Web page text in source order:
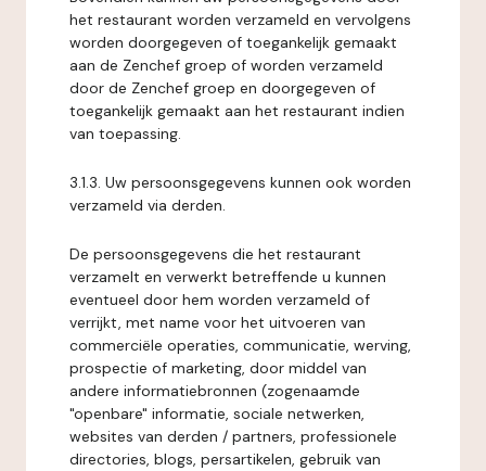
het restaurant worden verzameld en vervolgens
worden doorgegeven of toegankelijk gemaakt
aan de Zenchef groep of worden verzameld
door de Zenchef groep en doorgegeven of
toegankelijk gemaakt aan het restaurant indien
van toepassing.
3.1.3. Uw persoonsgegevens kunnen ook worden
verzameld via derden.
De persoonsgegevens die het restaurant
verzamelt en verwerkt betreffende u kunnen
eventueel door hem worden verzameld of
verrijkt, met name voor het uitvoeren van
commerciële operaties, communicatie, werving,
prospectie of marketing, door middel van
andere informatiebronnen (zogenaamde
"openbare" informatie, sociale netwerken,
websites van derden / partners, professionele
directories, blogs, persartikelen, gebruik van